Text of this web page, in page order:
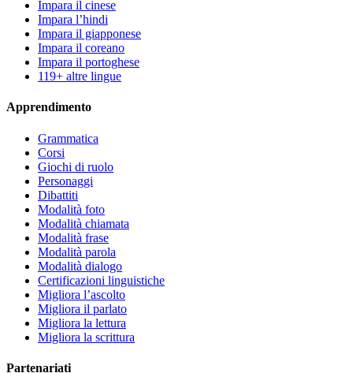
Impara il cinese
Impara l’hindi
Impara il giapponese
Impara il coreano
Impara il portoghese
119+ altre lingue
Apprendimento
Grammatica
Corsi
Giochi di ruolo
Personaggi
Dibattiti
Modalità foto
Modalità chiamata
Modalità frase
Modalità parola
Modalità dialogo
Certificazioni linguistiche
Migliora l’ascolto
Migliora il parlato
Migliora la lettura
Migliora la scrittura
Partenariati